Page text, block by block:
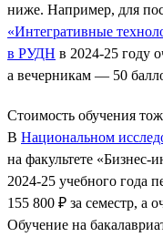
ниже. Например, для
«Интегративные
в РУДН в 2024-25 году
а вечерникам — 50
Стоимость обучения
В Национальном
на факультете «Бизнес-
2024-25 учебного года
155 800 ₽ за семестр, а
Обучение на